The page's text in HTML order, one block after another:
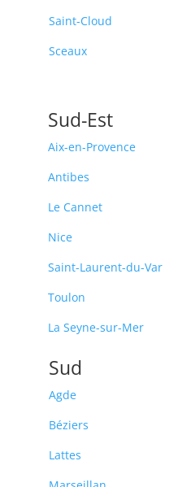
Saint-Cloud
Sceaux
Sud-Est
Aix-en-Provence
Antibes
Le Cannet
Nice
Saint-Laurent-du-Var
Toulon
La Seyne-sur-Mer
Sud
Agde
Béziers
Lattes